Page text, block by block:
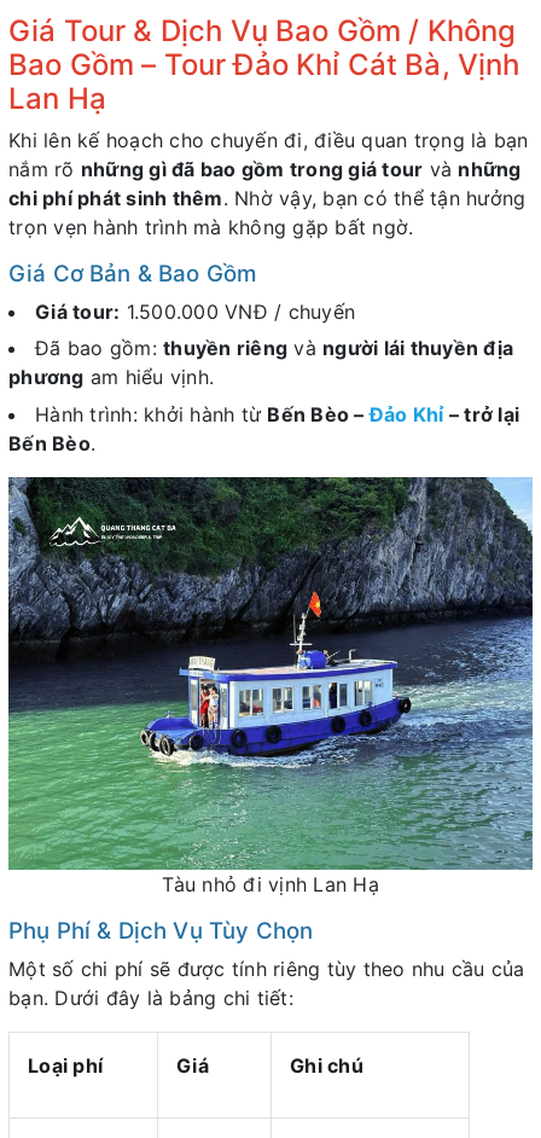
Giá Tour & Dịch Vụ Bao Gồm / Không
Bao Gồm – Tour Đảo Khỉ Cát Bà, Vịnh
Lan Hạ
Khi lên kế hoạch cho chuyến đi, điều quan trọng là bạn
nắm rõ những gì đã bao gồm trong giá tour và những
chi phí phát sinh thêm. Nhờ vậy, bạn có thể tận hưởng
trọn vẹn hành trình mà không gặp bất ngờ.
Giá Cơ Bản & Bao Gồm
Giá tour: 1.500.000 VNĐ / chuyến
Đã bao gồm: thuyền riêng và người lái thuyền địa
phương am hiểu vịnh.
Hành trình: khởi hành từ Bến Bèo –Đảo Khỉ – trở lại
Bến Bèo.
Tàu nhỏ đi vịnh Lan Hạ
Phụ Phí & Dịch Vụ Tùy Chọn
Một số chi phí sẽ được tính riêng tùy theo nhu cầu của
bạn. Dưới đây là bảng chi tiết:
Loại phí Giá Ghi chú